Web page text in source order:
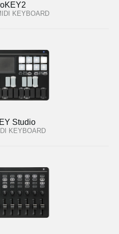
KEYBOARD
Studio
KEYBOARD